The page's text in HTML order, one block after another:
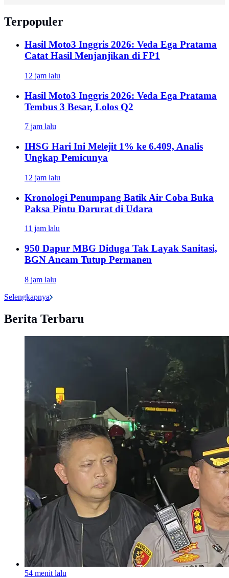
Terpopuler
Hasil Moto3 Inggris 2026: Veda Ega Pratama
Catat Hasil Menjanjikan di FP1
12 jam lalu
Hasil Moto3 Inggris 2026: Veda Ega Pratama
Tembus 3 Besar, Lolos Q2
7 jam lalu
IHSG Hari Ini Melejit 1% ke 6.409, Analis
Ungkap Pemicunya
12 jam lalu
Kronologi Penumpang Batik Air Coba Buka
Paksa Pintu Darurat di Udara
11 jam lalu
950 Dapur MBG Diduga Tak Layak Sanitasi,
BGN Ancam Tutup Permanen
8 jam lalu
Selengkapnya
Berita Terbaru
54 menit lalu